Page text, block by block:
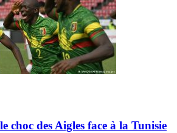
choc des Aigles face à la Tunisie